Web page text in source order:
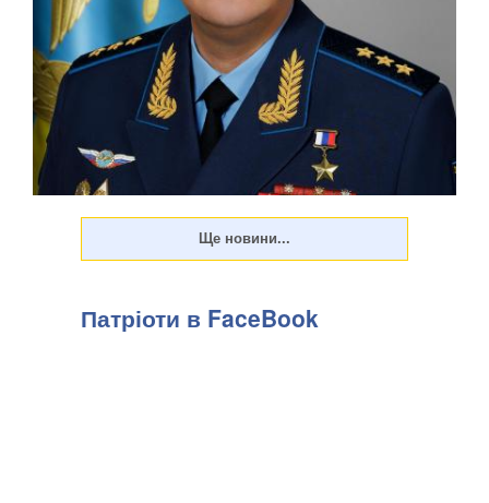
Патріоти в FaceBook